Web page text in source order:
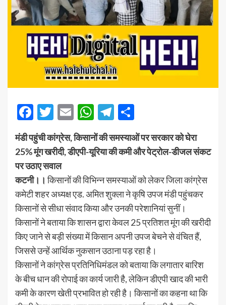
Facebook
Twitter
EmailWhatsApp
Telegram
मंडी पहुंची कांग्रेस, किसानों की समस्याओं पर सरकार को घेरा
25% मूंग खरीदी, डीएपी-यूरिया की कमी और पेट्रोल-डीजल संकट
पर उठाए सवाल
कटनी।। किसानों की विभिन्न समस्याओं को लेकर जिला कांग्रेस
कमेटी शहर अध्यक्ष एड. अमित शुक्ला ने कृषि उपज मंडी पहुंचकर
किसानों से सीधा संवाद किया और उनकी परेशानियां सुनीं।
किसानों ने बताया कि शासन द्वारा केवल 25 प्रतिशत मूंग की खरीदी
किए जाने से बड़ी संख्या में किसान अपनी उपज बेचने से वंचित हैं,
जिससे उन्हें आर्थिक नुकसान उठाना पड़ रहा है।
किसानों ने कांग्रेस प्रतिनिधिमंडल को बताया कि लगातार बारिश
के बीच धान की रोपाई का कार्य जारी है, लेकिन डीएपी खाद की भारी
कमी के कारण खेती प्रभावित हो रही है। किसानों का कहना था कि